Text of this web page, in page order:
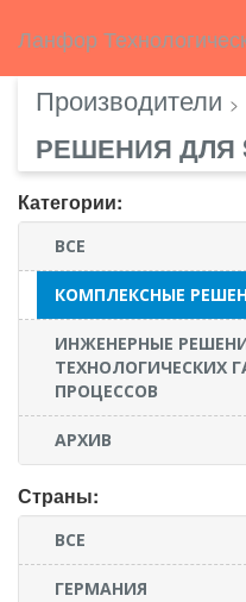
Ланфор
Производители >
РЕШЕНИЯ ДЛЯ
Категории:
ВСЕ
КОМПЛЕКСНЫЕ
ИНЖЕНЕРНЫЕ
ТЕХНОЛОГИЧЕСКИХ
ПРОЦЕССОВ
АРХИВ
Страны:
ВСЕ
ГЕРМАНИЯ